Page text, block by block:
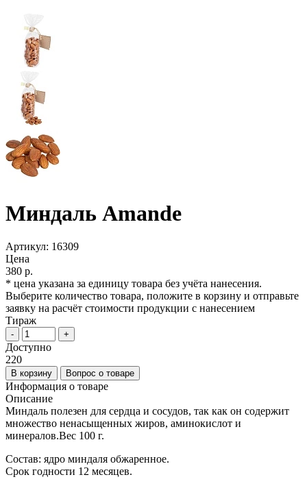
Миндаль Amande
Артикул: 16309
Цена
380 р.
* цена указана за единицу товара без учёта нанесения.
Выберите количество товара, положите в корзину и отправьте
заявку на расчёт стоимости продукции с нанесением
Тираж
- +
Доступно
220
В корзину Вопрос о товаре
Информация о товаре
Описание
Миндаль полезен для сердца и сосудов, так как он содержит
множество ненасыщенных жиров, аминокислот и
минералов.Вес 100 г.
Состав: ядро миндаля обжаренное.
Срок годности 12 месяцев.